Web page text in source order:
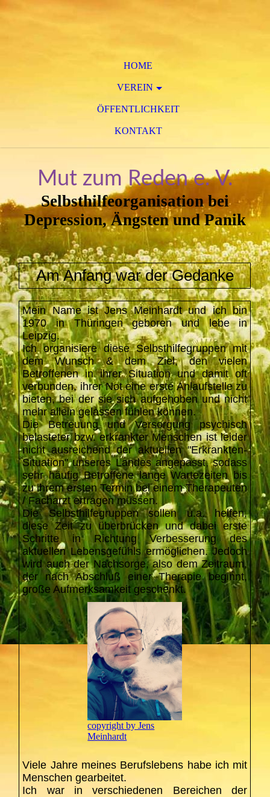
HOME
VEREIN
ÖFFENTLICHKEIT
KONTAKT
Mut zum Reden e. V.
Selbsthilfeorganisation bei
Depression, Ängsten und Panik
Am Anfang war der Gedanke
Mein Name ist Jens Meinhardt und ich bin
1970 in Thüringen geboren und lebe in
Leipzig.
Ich organisiere diese Selbsthilfegruppen mit
dem Wunsch & dem Ziel, den vielen
Betroffenen in ihrer Situation und damit oft
verbunden, ihrer Not eine erste Anlaufstelle zu
bieten, bei der sie sich aufgehoben und nicht
mehr allein gelassen fühlen können.
Die Betreuung und Versorgung psychisch
belasteter bzw. erkrankter Menschen ist leider
nicht ausreichend der aktuellen "Erkrankten-
Situation" unseres Landes angepasst, sodass
sehr häufig Betroffene lange Wartezeiten bis
zu ihrem ersten Termin bei einem Therapeuten
/ Facharzt ertragen müssen.
Die Selbsthilfegruppen sollen u.a. helfen,
diese Zeit zu überbrücken und dabei erste
Schritte in Richtung Verbesserung des
aktuellen Lebensgefühls ermöglichen. Jedoch
wird auch der Nachsorge, also dem Zeitraum,
der nach Abschluß einer Therapie beginnt,
große Aufmerksamkeit geschenkt.
copyright by Jens
Meinhardt
Viele Jahre meines Berufslebens habe ich mit
Menschen gearbeitet.
Ich war in verschiedenen Bereichen der